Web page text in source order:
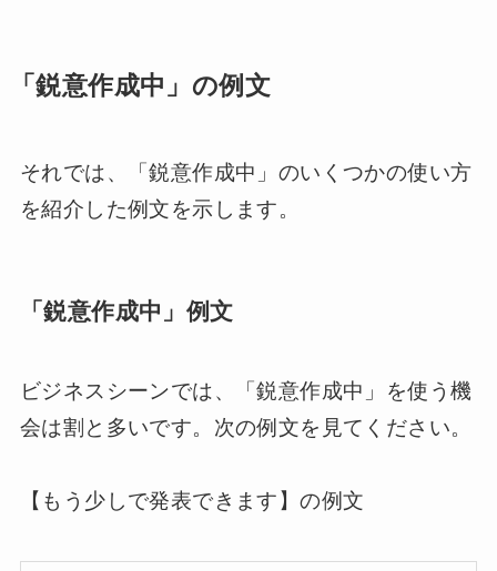
「鋭意作成中」の例文
それでは、「鋭意作成中」のいくつかの使い方
を紹介した例文を示します。
「鋭意作成中」例文
ビジネスシーンでは、「鋭意作成中」を使う機
会は割と多いです。次の例文を見てください。
【もう少しで発表できます】の例文